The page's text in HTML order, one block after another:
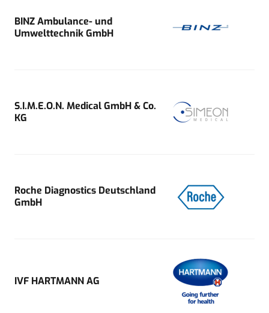
BINZ Ambulance- und
Umwelttechnik GmbH
S.I.M.E.O.N. Medical GmbH & Co.
KG
Roche Diagnostics Deutschland
GmbH
IVF HARTMANN AG